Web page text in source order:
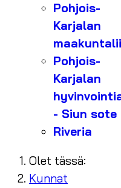
Pohjois-
Karjalan
Pohjois-
Karjalan
- Siun sote
Riveria
Olet tässä:
Kunnat